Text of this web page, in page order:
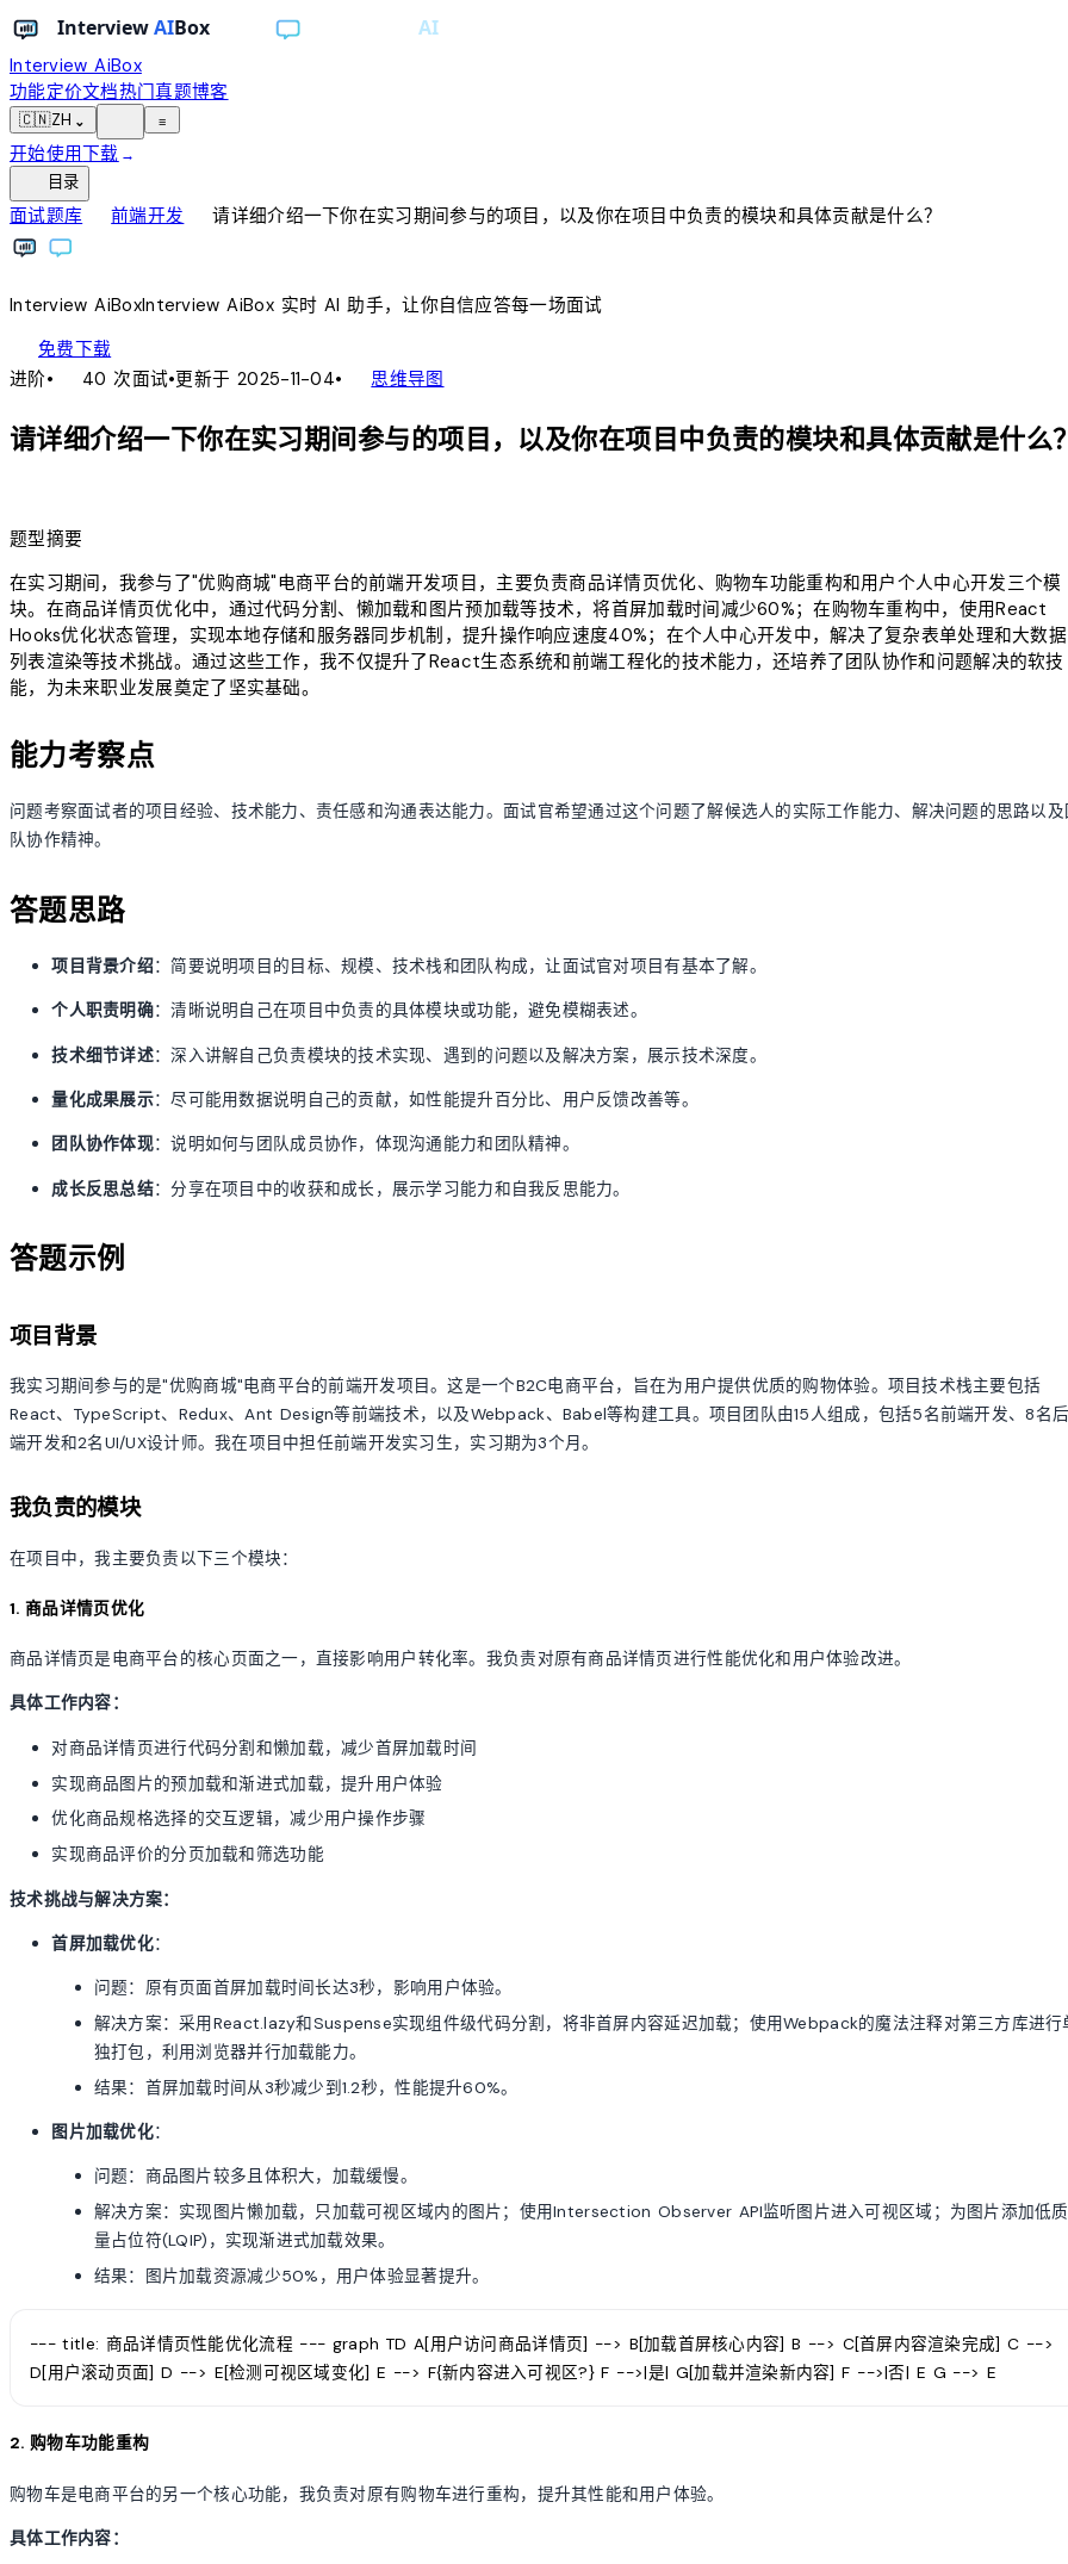
Interview AiBox
功能定价文档热门真题博客
🇨🇳ZH ⌄ ≡
开始使用下载 →
目录
面试题库chevron_right前端开发chevron_right请详细介绍一下你在实习期间参与的项目，以及你在项目中负责的模块和具体贡献是什么？
InterviewAiBoxInterviewAiBox实时 AI 助手，让你自信应答每一场面试
免费下载
进阶• 40 次面试•更新于 2025-11-04• account_tree思维导图
请详细介绍一下你在实习期间参与的项目，以及你在项目中负责的模块和具体贡献是什么
题型摘要
在实习期间，我参与了"优购商城"电商平台的前端开发项目，主要负责商品详情页优化、购物车功能重构和用户个人中心开发三个模
块。在商品详情页优化中，通过代码分割、懒加载和图片预加载等技术，将首屏加载时间减少60%；在购物车重构中，使用React
Hooks优化状态管理，实现本地存储和服务器同步机制，提升操作响应速度40%；在个人中心开发中，解决了复杂表单处理和大数据
列表渲染等技术挑战。通过这些工作，我不仅提升了React生态系统和前端工程化的技术能力，还培养了团队协作和问题解决的软技
能，为未来职业发展奠定了坚实基础。
能力考察点
问题考察面试者的项目经验、技术能力、责任感和沟通表达能力。面试官希望通过这个问题了解候选人的实际工作能力、解决问题的思路以及
队协作精神。
答题思路
项目背景介绍：简要说明项目的目标、规模、技术栈和团队构成，让面试官对项目有基本了解。
个人职责明确：清晰说明自己在项目中负责的具体模块或功能，避免模糊表述。
技术细节详述：深入讲解自己负责模块的技术实现、遇到的问题以及解决方案，展示技术深度。
量化成果展示：尽可能用数据说明自己的贡献，如性能提升百分比、用户反馈改善等。
团队协作体现：说明如何与团队成员协作，体现沟通能力和团队精神。
成长反思总结：分享在项目中的收获和成长，展示学习能力和自我反思能力。
答题示例
项目背景
我实习期间参与的是"优购商城"电商平台的前端开发项目。这是一个B2C电商平台，旨在为用户提供优质的购物体验。项目技术栈主要包括
React、TypeScript、Redux、Ant Design等前端技术，以及Webpack、Babel等构建工具。项目团队由15人组成，包括5名前端开发、8名
端开发和2名UI/UX设计师。我在项目中担任前端开发实习生，实习期为3个月。
我负责的模块
在项目中，我主要负责以下三个模块：
1. 商品详情页优化
商品详情页是电商平台的核心页面之一，直接影响用户转化率。我负责对原有商品详情页进行性能优化和用户体验改进。
具体工作内容：
对商品详情页进行代码分割和懒加载，减少首屏加载时间
实现商品图片的预加载和渐进式加载，提升用户体验
优化商品规格选择的交互逻辑，减少用户操作步骤
实现商品评价的分页加载和筛选功能
技术挑战与解决方案：
首屏加载优化：
问题：原有页面首屏加载时间长达3秒，影响用户体验。
解决方案：采用React.lazy和Suspense实现组件级代码分割，将非首屏内容延迟加载；使用Webpack的魔法注释对第三方库进行
独打包，利用浏览器并行加载能力。
结果：首屏加载时间从3秒减少到1.2秒，性能提升60%。
图片加载优化：
问题：商品图片较多且体积大，加载缓慢。
解决方案：实现图片懒加载，只加载可视区域内的图片；使用Intersection Observer API监听图片进入可视区域；为图片添加低质
量占位符(LQIP)，实现渐进式加载效果。
结果：图片加载资源减少50%，用户体验显著提升。
--- title: 商品详情页性能优化流程 --- graph TD A[用户访问商品详情页] --> B[加载首屏核心内容] B --> C[首屏内容渲染完成] C -->
D[用户滚动页面] D --> E[检测可视区域变化] E --> F{新内容进入可视区?} F -->|是| G[加载并渲染新内容] F -->|否| E G --> E
2. 购物车功能重构
购物车是电商平台的另一个核心功能，我负责对原有购物车进行重构，提升其性能和用户体验。
具体工作内容：